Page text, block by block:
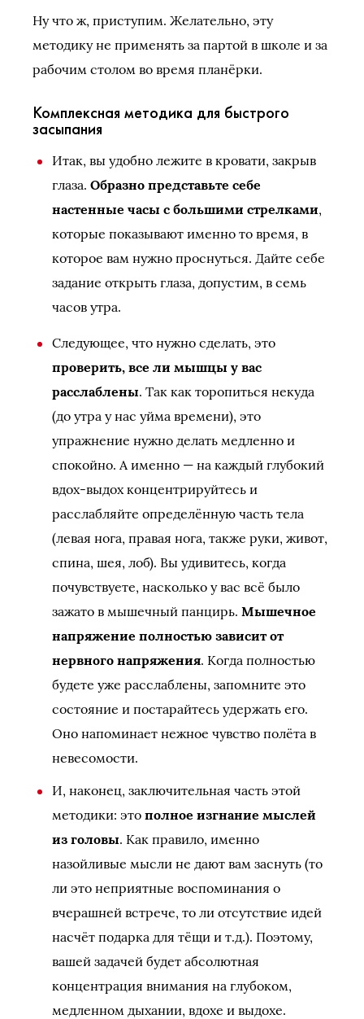
Ну что ж, приступим. Желательно, эту
методику не применять за партой в школе и за
рабочим столом во время планёрки.
Комплексная методика для быстрого
засыпания
Итак, вы удобно лежите в кровати, закрыв
глаза. Образно представьте себе
настенные часы с большими стрелками,
которые показывают именно то время, в
которое вам нужно проснуться. Дайте себе
задание открыть глаза, допустим, в семь
часов утра.
Следующее, что нужно сделать, это
проверить, все ли мышцы у вас
расслаблены. Так как торопиться некуда
(до утра у нас уйма времени), это
упражнение нужно делать медленно и
спокойно. А именно — на каждый глубокий
вдох-выдох концентрируйтесь и
расслабляйте определённую часть тела
(левая нога, правая нога, также руки, живот,
спина, шея, лоб). Вы удивитесь, когда
почувствуете, насколько у вас всё было
зажато в мышечный панцирь. Мышечное
напряжение полностью зависит от
нервного напряжения. Когда полностью
будете уже расслаблены, запомните это
состояние и постарайтесь удержать его.
Оно напоминает нежное чувство полёта в
невесомости.
И, наконец, заключительная часть этой
методики: это полное изгнание мыслей
из головы. Как правило, именно
назойливые мысли не дают вам заснуть (то
ли это неприятные воспоминания о
вчерашней встрече, то ли отсутствие идей
насчёт подарка для тёщи и т.д.). Поэтому,
вашей задачей будет абсолютная
концентрация внимания на глубоком,
медленном дыхании, вдохе и выдохе.